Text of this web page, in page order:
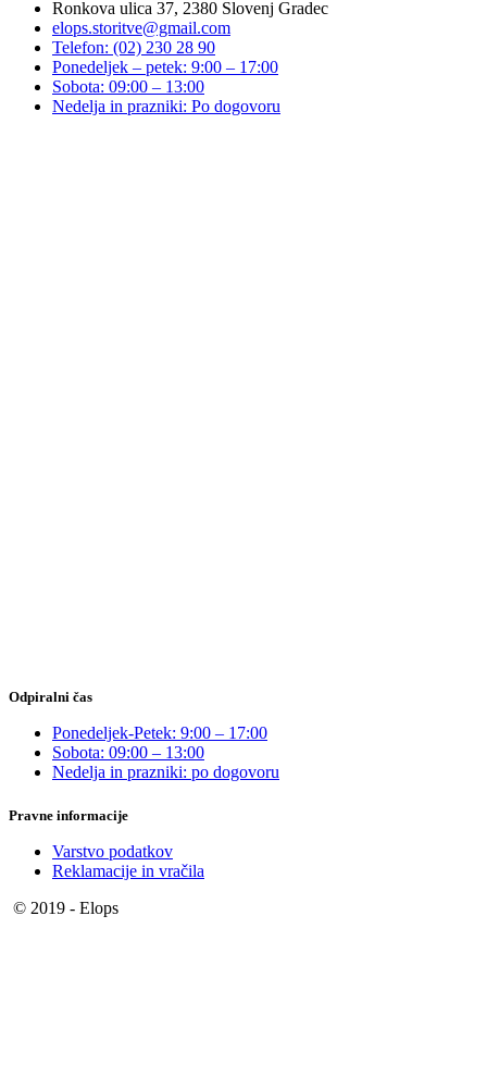
Ronkova ulica 37, 2380 Slovenj Gradec
elops.storitve@gmail.com
Telefon: (02) 230 28 90
Ponedeljek – petek: 9:00 – 17:00
Sobota: 09:00 – 13:00
Nedelja in prazniki: Po dogovoru
Odpiralni čas
Ponedeljek-Petek: 9:00 – 17:00
Sobota: 09:00 – 13:00
Nedelja in prazniki: po dogovoru
Pravne informacije
Varstvo podatkov
Reklamacije in vračila
© 2019 - Elops